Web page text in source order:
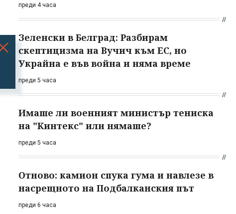
преди 4 часа
Зеленски в Белград: Разбирам
скептицизма на Вучич към ЕС, но
Украйна е във война и няма време
преди 5 часа
Имаше ли военният министър тениска
на "Кинтекс" или нямаше?
преди 5 часа
Отново: камион спука гума и навлезе в
насрещното на Подбалканския път
преди 6 часа